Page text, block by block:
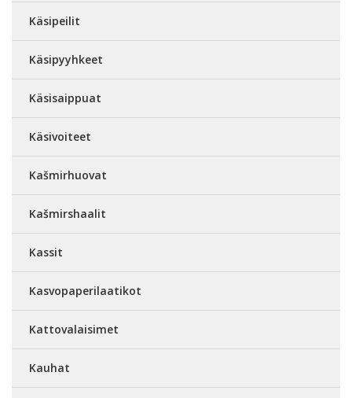
Käsipeilit
Käsipyyhkeet
Käsisaippuat
Käsivoiteet
Kašmirhuovat
Kašmirshaalit
Kassit
Kasvopaperilaatikot
Kattovalaisimet
Kauhat